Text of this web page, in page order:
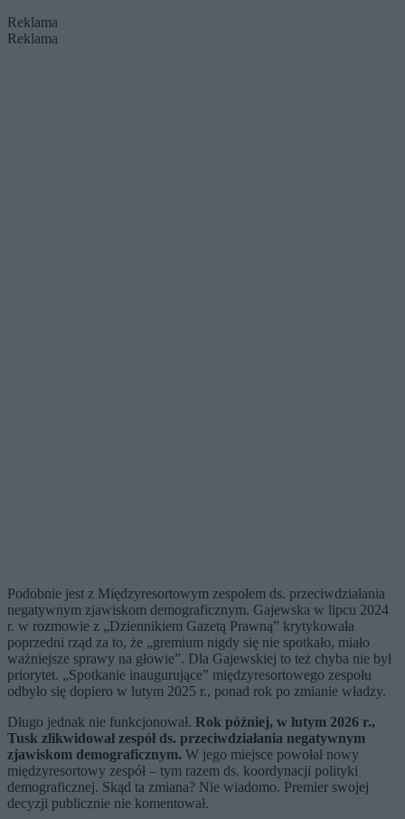
Reklama
Reklama
Podobnie jest z Międzyresortowym zespołem ds. przeciwdziałania
negatywnym zjawiskom demograficznym. Gajewska w lipcu 2024
r. w rozmowie z „Dziennikiem Gazetą Prawną” krytykowała
poprzedni rząd za to, że „gremium nigdy się nie spotkało, miało
ważniejsze sprawy na głowie”. Dla Gajewskiej to też chyba nie był
priorytet. „Spotkanie inaugurujące” międzyresortowego zespołu
odbyło się dopiero w lutym 2025 r., ponad rok po zmianie władzy.
Długo jednak nie funkcjonował. Rok później, w lutym 2026 r.,
Tusk zlikwidował zespół ds. przeciwdziałania negatywnym
zjawiskom demograficznym. W jego miejsce powołał nowy
międzyresortowy zespół – tym razem ds. koordynacji polityki
demograficznej. Skąd ta zmiana? Nie wiadomo. Premier swojej
decyzji publicznie nie komentował.